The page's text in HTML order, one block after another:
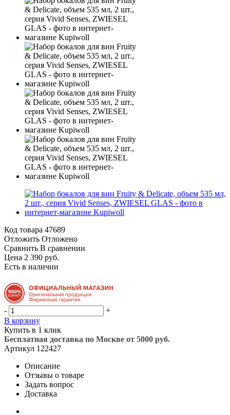
Код товара 47689
Отложить Отложено
Сравнить В сравнении
Цена 2 390 руб.
Есть в наличии
-
+
В корзину
Купить в 1 клик
Бесплатная доставка по Москве от 5000 руб.
Артикул 122427
Описание
Отзывы о товаре
Задать вопрос
Доставка